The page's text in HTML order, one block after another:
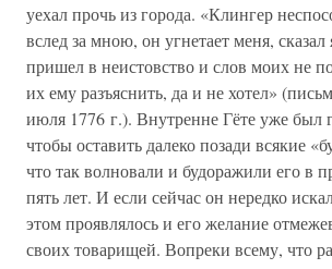
уехал прочь из города. «Клингер
вслед за мною, он угнетает меня, сказал
пришел в неистовство и слов моих не
их ему разъяснить, да и не хотел»
июля 1776 г.). Внутренне Гёте уже был
чтобы оставить далеко позади всякие
что так волновали и будоражили его в
пять лет. И если сейчас он нередко
этом проявлялось и его желание
своих товарищей. Вопреки всему, что